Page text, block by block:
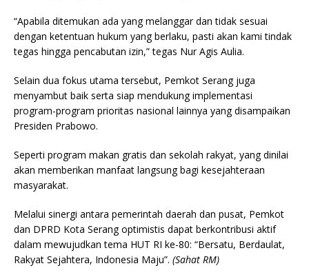
“Apabila ditemukan ada yang melanggar dan tidak sesuai
dengan ketentuan hukum yang berlaku, pasti akan kami tindak
tegas hingga pencabutan izin,” tegas Nur Agis Aulia.
Selain dua fokus utama tersebut, Pemkot Serang juga
menyambut baik serta siap mendukung implementasi
program-program prioritas nasional lainnya yang disampaikan
Presiden Prabowo.
Seperti program makan gratis dan sekolah rakyat, yang dinilai
akan memberikan manfaat langsung bagi kesejahteraan
masyarakat.
Melalui sinergi antara pemerintah daerah dan pusat, Pemkot
dan DPRD Kota Serang optimistis dapat berkontribusi aktif
dalam mewujudkan tema HUT RI ke-80: “Bersatu, Berdaulat,
Rakyat Sejahtera, Indonesia Maju”. (Sahat RM)